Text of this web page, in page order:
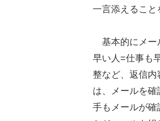
一言添えること
基本的にメー
早い人=仕事も
整など、返信内
は、メールを
手もメールが確